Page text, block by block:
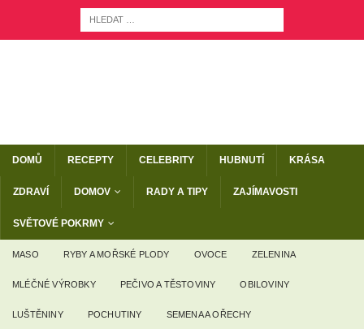
DOMŮ RECEPTY CELEBRITY HUBNUTÍ KRÁSA
ZDRAVÍ DOMOV RADY A TIPY ZAJÍMAVOSTI
SVĚTOVÉ POKRMY
MASO RYBY A MOŘSKÉ PLODY OVOCE ZELENINA
MLÉČNÉ VÝROBKY PEČIVO A TĚSTOVINY OBILOVINY
LUŠTĚNINY POCHUTINY SEMENA A OŘECHY